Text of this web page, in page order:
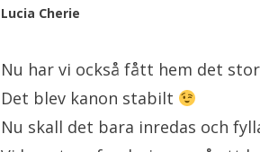
Lucia Cherie
Nu har vi också fått hem det
Det blev kanon stabilt
Nu skall det bara inredas och